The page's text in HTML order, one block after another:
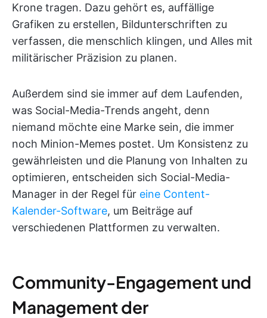
Krone tragen. Dazu gehört es, auffällige
Grafiken zu erstellen, Bildunterschriften zu
verfassen, die menschlich klingen, und Alles mit
militärischer Präzision zu planen.
Außerdem sind sie immer auf dem Laufenden,
was Social-Media-Trends angeht, denn
niemand möchte eine Marke sein, die immer
noch Minion-Memes postet. Um Konsistenz zu
gewährleisten und die Planung von Inhalten zu
optimieren, entscheiden sich Social-Media-
Manager in der Regel für eine Content-
Kalender-Software, um Beiträge auf
verschiedenen Plattformen zu verwalten.
Community-Engagement und
Management der